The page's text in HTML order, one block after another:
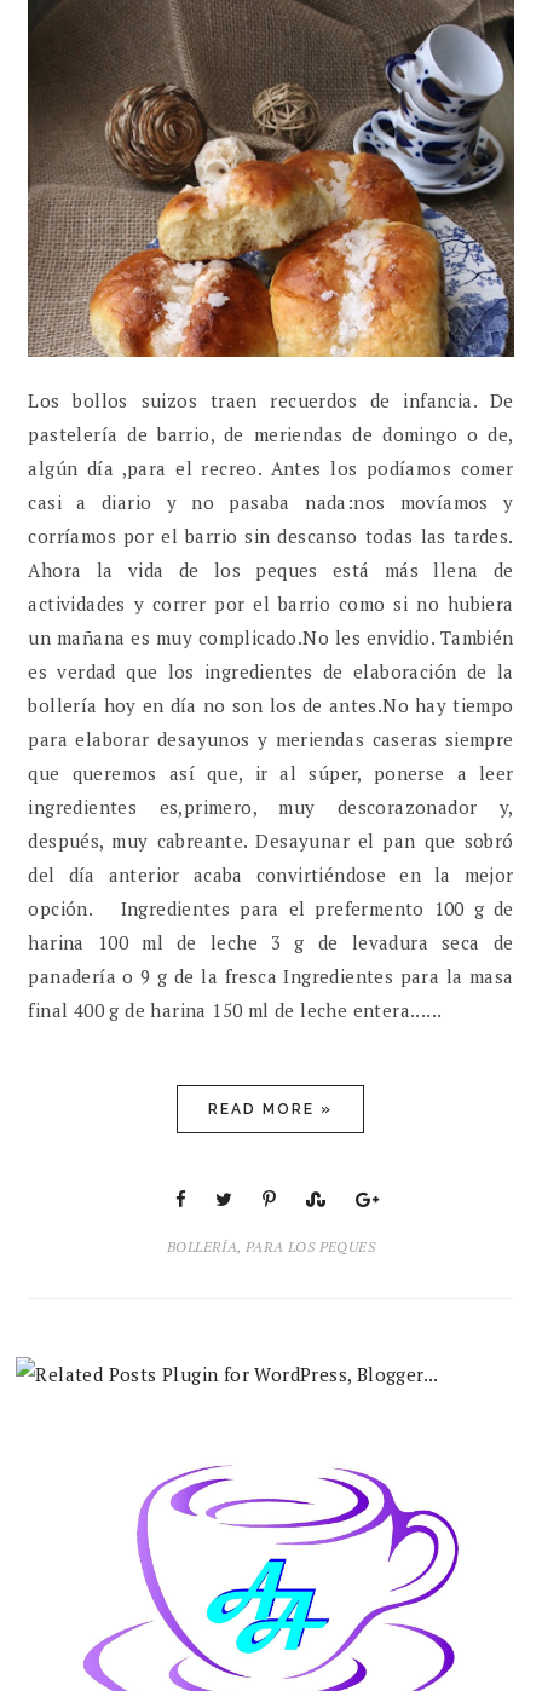
Los bollos suizos traen recuerdos de infancia. De
pastelería de barrio, de meriendas de domingo o de,
algún día ,para el recreo. Antes los podíamos comer
casi a diario y no pasaba nada:nos movíamos y
corríamos por el barrio sin descanso todas las tardes.
Ahora la vida de los peques está más llena de
actividades y correr por el barrio como si no hubiera
un mañana es muy complicado.No les envidio. También
es verdad que los ingredientes de elaboración de la
bollería hoy en día no son los de antes.No hay tiempo
para elaborar desayunos y meriendas caseras siempre
que queremos así que, ir al súper, ponerse a leer
ingredientes es,primero, muy descorazonador y,
después, muy cabreante. Desayunar el pan que sobró
del día anterior acaba convirtiéndose en la mejor
opción. Ingredientes para el prefermento 100 g de
harina 100 ml de leche 3 g de levadura seca de
panadería o 9 g de la fresca Ingredientes para la masa
final 400 g de harina 150 ml de leche entera......
READ MORE »
BOLLERÍA, PARA LOS PEQUES